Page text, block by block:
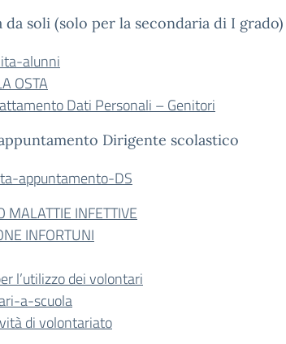
soli (solo per la secondaria di I grado)
alunni
OSTA
Dati Personali – Genitori
Dirigente scolastico
appuntamento-DS
MALATTIE INFETTIVE
INFORTUNI
l’utilizzo dei volontari
a-scuola
di volontariato